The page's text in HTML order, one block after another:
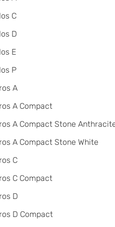
C
D
E
P
A
A Compact
A Compact Stone
A Compact Stone White
C
C Compact
D
D Compact